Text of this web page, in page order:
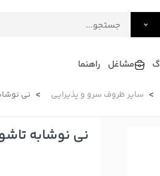
سرو و
مشاغل راهنما
سایر ظروف سرو و پذیرایی نی
نی نوشابه تاشو کد